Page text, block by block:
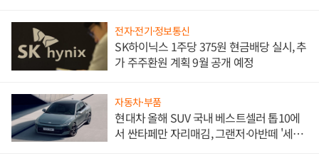
전자·전기·정보통신
SK하이닉스 1주당 375원 현금배당 실시, 추
가 주주환원 계획 9월 공개 예정
자동차·부품
현대차 올해 SUV 국내 베스트셀러 톱10에
서 싼타페만 자리매김, 그랜저·아반떼 '세단